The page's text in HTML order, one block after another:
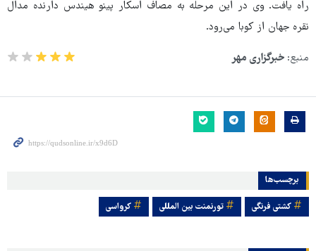
راه یافت. وی در این مرحله به مصاف اسکار پینو هیندس دارنده مدال
نقره جهان از کوبا می‌رود.
منبع: خبرگزاری مهر
برچسب‌ها
کشتی فرنگی تورنمنت بین المللی کرواسی